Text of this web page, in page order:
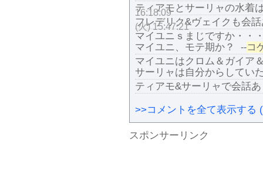
ティアモとサーリャの水着
16:18:09
フレデリク&ヴェイクも会
(火) 15:47:21
マイユニｓまじですか・・
マイユニ、モテ期か？
--コ
マイユニはクロム＆ガイア
サーリャは自分からしてい
ティアモ&サーリャで会話
>>コメントを全て表示する
スポンサーリンク